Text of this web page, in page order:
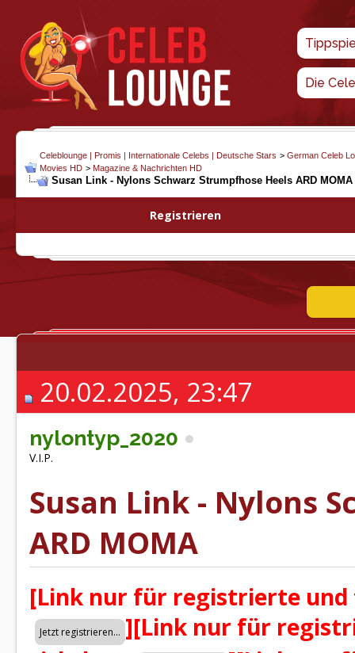
Die
Celeblounge | Promis | Internationale Celebs | Deutsche Stars > German Celeb
Movies HD > Magazine & Nachrichten HD
Susan Link - Nylons Schwarz Strumpfhose Heels ARD MOMA
Registrieren
20.02.2025, 23:47
nylontyp_2020
V.I.P.
Susan Link - Nylons
ARD MOMA
[Link nur für registrierte
][Link nur für